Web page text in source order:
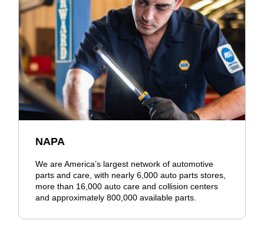
NAPA
We are America’s largest network of automotive
parts and care, with nearly 6,000 auto parts stores,
more than 16,000 auto care and collision centers
and approximately 800,000 available parts.